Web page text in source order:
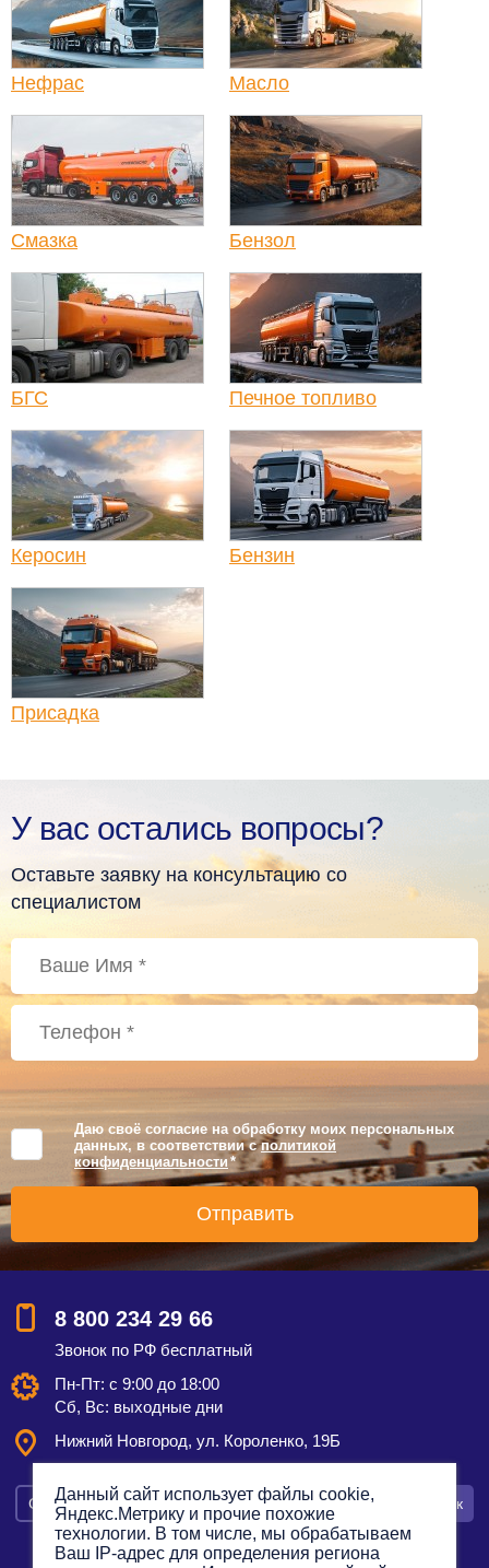
Нефрас Масло
Смазка Бензол
БГС Печное топливо
Керосин Бензин
Присадка
У вас остались вопросы?
Оставьте заявку на консультацию со
специалистом
Даю своё согласие на обработку моих персональных
данных, в соответствии сполитикой
конфиденциальности *
8 800 234 29 66
Звонок по РФ бесплатный
Пн-Пт: с 9:00 до 18:00
Сб, Вс: выходные дни
Нижний Новгород, ул. Короленко, 19Б
Смотреть на карте Оставить заявку Заказать звонок
Данный сайт использует файлы cookie,
Яндекс.Метрику и прочие похожие
технологии. В том числе, мы обрабатываем
Ваш IP-адрес для определения региона